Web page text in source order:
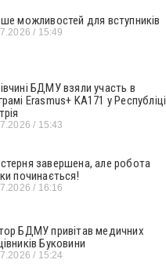
можливостей для вступників
15:49
БДМУ взяли участь в
Erasmus+ KA171 у Республіці
15:43
завершена, але робота
починається!
16:16
БДМУ привітав медичних
Буковини
15:24